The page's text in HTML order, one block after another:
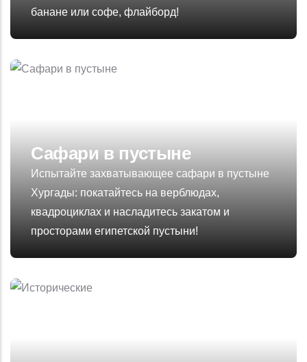
банане или софе, флайборд!
Сафари в пустыне
Испытайте захватывающее сафари в пустыне
Хургады: покатайтесь на верблюдах,
квадроциклах и насладитесь закатом и
просторами египетской пустыни!